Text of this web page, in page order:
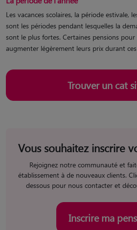
Les vacances scolaires, la période estivale,
sont les périodes pendant lesquelles la
sont le plus fortes. Certaines pensions
augmenter légèrement leurs prix durant
Trouver un cat
Vous souhaitez inscrire
Rejoignez notre communauté et
établissement à de nouveaux clients.
dessous pour nous contacter et
Inscrire ma